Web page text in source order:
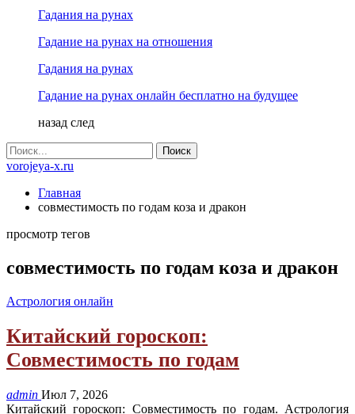
Гадания на рунах
Гадание на рунах на отношения
Гадания на рунах
Гадание на рунах онлайн бесплатно на будущее
назад след
vorojeya-x.ru
Главная
совместимость по годам коза и дракон
просмотр тегов
совместимость по годам коза и дракон
Астрология онлайн
Китайский гороскоп:
Совместимость по годам
admin Июл 7, 2026
Китайский гороскоп: Совместимость по годам. Астрология